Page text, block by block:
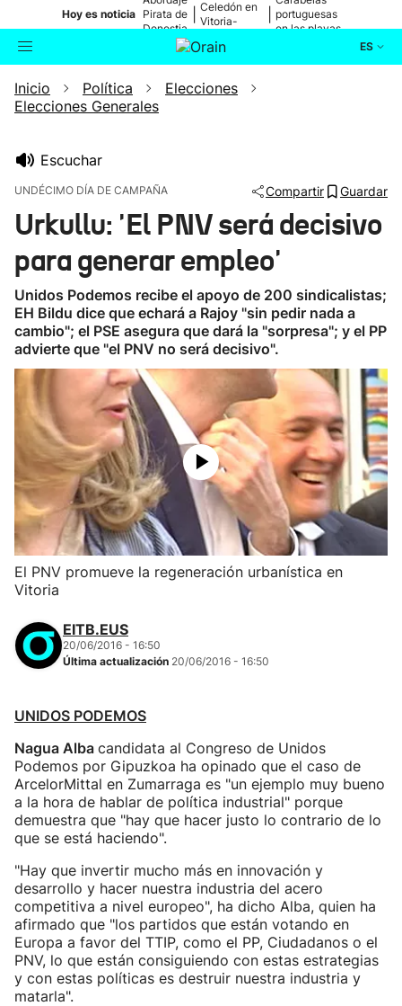
Hoy es noticia Pirata de
Donostia
Celedón en
Vitoria-
portuguesas
en las playas
ES
Buscador Actualidad
Ikusmiran
Eguraldia
Inicio Política
Elecciones
Elecciones Generales
Escuchar
UNDÉCIMO DÍA DE CAMPAÑA Compartir Guardar
Urkullu: 'El PNV será decisivo
para generar empleo'
Unidos Podemos recibe el apoyo de 200 sindicalistas;
EH Bildu dice que echará a Rajoy "sin pedir nada a
cambio"; el PSE asegura que dará la "sorpresa"; y el PP
advierte que "el PNV no será decisivo".
El PNV promueve la regeneración urbanística en
Vitoria
EITB.EUS
20/06/2016 - 16:50
Última actualización 20/06/2016 - 16:50
UNIDOS PODEMOS
Nagua Alba candidata al Congreso de Unidos
Podemos por Gipuzkoa ha opinado que el caso de
ArcelorMittal en Zumarraga es "un ejemplo muy bueno
a la hora de hablar de política industrial" porque
demuestra que "hay que hacer justo lo contrario de lo
que se está haciendo".
"Hay que invertir mucho más en innovación y
desarrollo y hacer nuestra industria del acero
competitiva a nivel europeo", ha dicho Alba, quien ha
afirmado que "los partidos que están votando en
Europa a favor del TTIP, como el PP, Ciudadanos o el
PNV, lo que están consiguiendo con estas estrategias
y con estas políticas es destruir nuestra industria y
matarla".